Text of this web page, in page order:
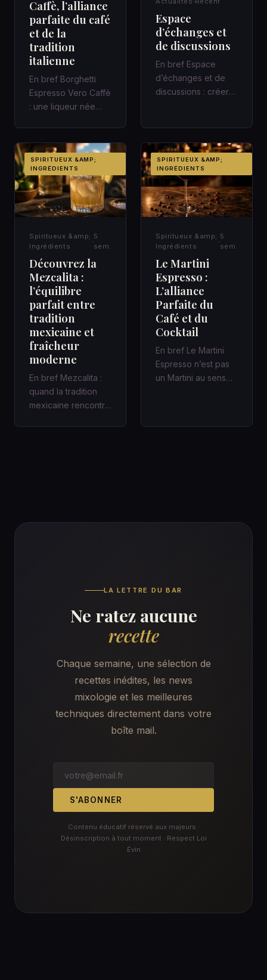
Caffè, l’alliance
parfaite du café
et de la
tradition
italienne
En bref Borghetti
Espresso Vero Caffè
: une liqueur née
un c…
Espace
d’échanges et
de discussions
En bref Espace
d’échanges et de
discussions : créer
SPIRITUEUX &AMP;
INGRÉDIENTS
Spiritueux &amp;
Ingrédients
5
sem.
Découvrez la
Mezcalita :
l’équilibre
parfait entre
tradition
mexicaine et
fraîcheur
moderne
En bref Mezcalita :
quand la tradition
mexicaine rencontre
SPIRITUEUX &AMP;
INGRÉDIENTS
Spiritueux &amp;
Ingrédients
5
sem.
Le Martini
Espresso :
L’alliance
Parfaite du
Café et du
Cocktail
En bref Le Martini
Espresso n’est pas
un Martini au sens
LA LETTRE DU BAR
Ne ratez aucune
recette
Chaque semaine, une sélection de
recettes inédites, les news
mixologie et les meilleures
techniques directement dans votre
boîte mail.
S'ABONNER
Contenu éducatif réservé aux majeurs ·
Désinscription à tout moment · Respect Loi
Évin